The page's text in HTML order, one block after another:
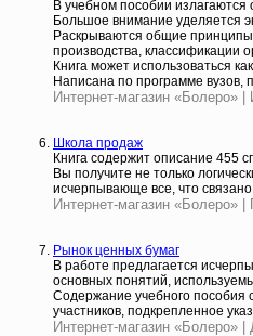
В учебном пособии
Большое внимание уделяется
Раскрываются общие
производства, классификации
Книга может использоваться
Написана по программе вузов,
Интернет-магазин «Болеро»
Школа продаж
Книга содержит описание 455
Вы получите не только
исчерпывающе все, что
Интернет-магазин «Болеро»
Рынок ценных бумаг
В работе предлагается
основных понятий,
Содержание учебного пособия
участников, подкрепленное
Интернет-магазин «Болеро»